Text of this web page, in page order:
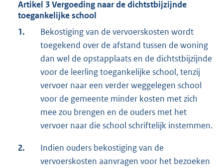
Artikel 3 Vergoeding naar de dichtstbijzijnde
toegankelijke school
1.
Bekostiging van de vervoerskosten wordt
toegekend over de afstand tussen de woning
dan wel de opstapplaats en de dichtstbijzijnde
voor de leerling toegankelijke school, tenzij
vervoer naar een verder weggelegen school
voor de gemeente minder kosten met zich
mee zou brengen en de ouders met het
vervoer naar die school schriftelijk instemmen.
2.
Indien ouders bekostiging van de
vervoerskosten aanvragen voor het bezoeken